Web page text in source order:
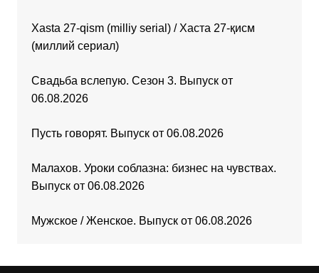
Xasta 27-qism (milliy serial) / Хаста 27-қисм
(миллий сериал)
Свадьба вслепую. Сезон 3. Выпуск от
06.08.2026
Пусть говорят. Выпуск от 06.08.2026
Малахов. Уроки соблазна: бизнес на чувствах.
Выпуск от 06.08.2026
Мужское / Женское. Выпуск от 06.08.2026